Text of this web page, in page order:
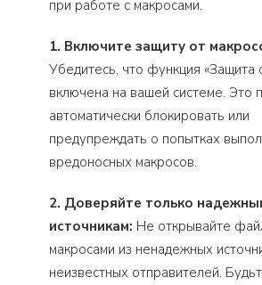
при работе с макросами.
1. Включите защиту от
Убедитесь, что функция «Защита
включена на вашей системе. Это
автоматически блокировать или
предупреждать о попытках
вредоносных макросов.
2. Доверяйте только
источникам: Не открывайте
макросами из ненадежных
неизвестных отправителей.